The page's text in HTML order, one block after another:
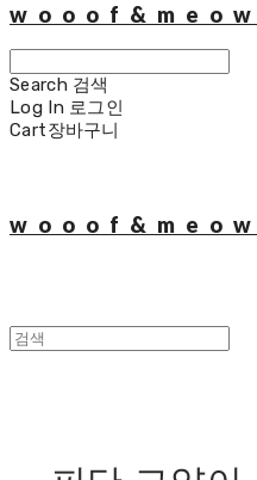
wooof&meow
Search 검색
Log In 로그인
Cart장바구니
wooof&meow